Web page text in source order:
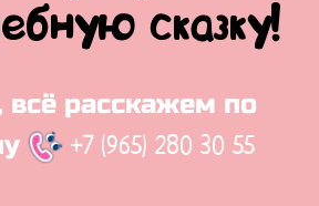
сказку!
всё расскажем по
+7 (965) 280 30 55